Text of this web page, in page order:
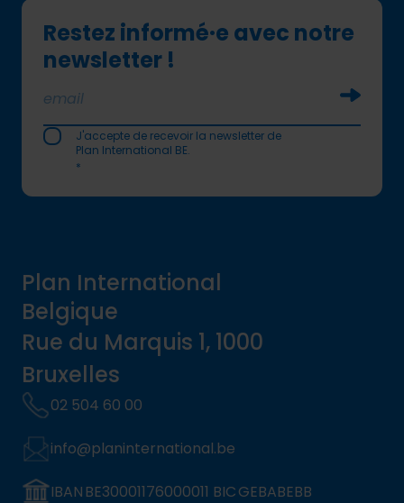
Restez informé·e avec notre
newsletter !
J'accepte de recevoir la newsletter de
Plan International BE.
*
Plan International
Belgique
Rue du Marquis 1, 1000
Bruxelles
02 504 60 00
info@planinternational.be
IBAN BE30001176000011 BIC GEBABEBB